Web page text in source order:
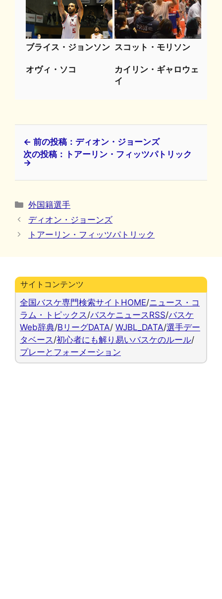
ブライス・ジョンソン スコット・モリソン
オヴィ・ソコ
カイリン・ギャロウェ
イ
← 前の投稿：ディオン・ジョーンズ
次の投稿：トアーリン・フィッツパトリック
→
カ
テ
リ
外国籍選手
ディオン・ジョーンズ
トアーリン・フィッツパトリック
サイトコンテンツ
全国バスケ専門検索サイトHOME/ニュース・コ
ラム・トピックス /バスケニュースRSS/バスケ
Web辞典/BリーグDATA/ WJBL_DATA/選手デー
タベース /初心者にも解り易いバスケのルール/
プレーとフォーメーション